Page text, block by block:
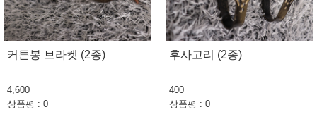
커튼봉 브라켓 (2종)
4,600
상품평 : 0
후사고리 (2종)
400
상품평 : 0